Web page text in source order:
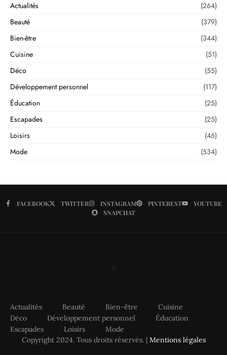
Actualités
(264)
Beauté
(379)
Bien-être
(344)
Cuisine
(51)
Déco
(55)
Développement personnel
(117)
Éducation
(25)
Escapades
(25)
Loisirs
(46)
Mode
(534)
FACEBOOK TWITTER INSTAGRAM PINTEREST
YOUTUBE
SNAPCHAT
Actualités Beauté Bien-être
Cuisine
Déco
Développement personnel
Éducation
Escapades
Loisirs
Mode
Copyright 2024. Tous droits réservés. | Mentions légales